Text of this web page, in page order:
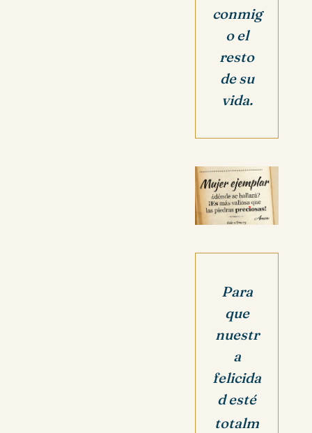
conmig
o el
resto
de su
vida.
Para
que
nuestr
a
felicida
d esté
totalm